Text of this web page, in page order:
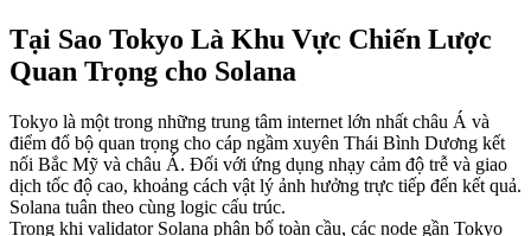
Tại Sao Tokyo Là Khu Vực Chiến Lược
Quan Trọng cho Solana
Tokyo là một trong những trung tâm internet lớn nhất châu Á và
điểm đổ bộ quan trọng cho cáp ngầm xuyên Thái Bình Dương kết
nối Bắc Mỹ và châu Á. Đối với ứng dụng nhạy cảm độ trễ và giao
dịch tốc độ cao, khoảng cách vật lý ảnh hưởng trực tiếp đến kết quả.
Solana tuân theo cùng logic cấu trúc.
Trong khi validator Solana phân bố toàn cầu, các node gần Tokyo